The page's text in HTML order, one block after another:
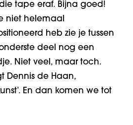
tape eraf. Bijna goed!
niet helemaal
heb zie je tussen
deel nog een
Niet veel, maar toch.
Dennis de Haan,
En dan komen we tot